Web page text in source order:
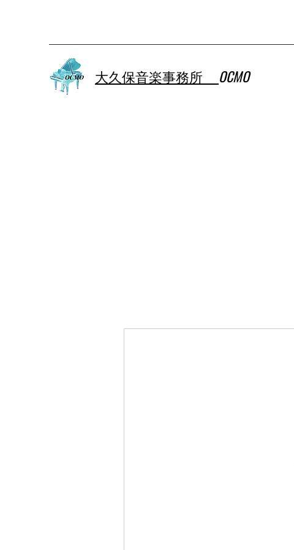
大久保音楽事務所 OCMO